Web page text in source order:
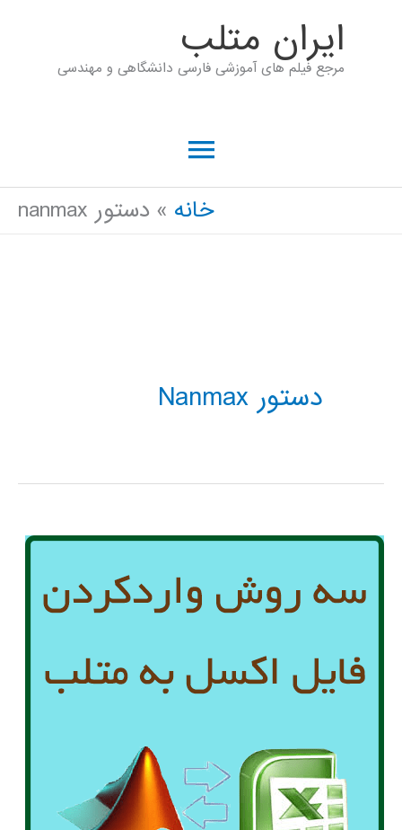
ايران متلب
مرجع فیلم های آموزشی فارسی دانشگاهی و مهندسی
فهرست
اصلی
خانه دستور nanmax
دستور Nanmax